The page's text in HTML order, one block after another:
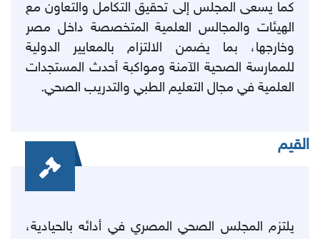
كما يسعى المجلس إلى تحقيق التكامل والتعاون مع
الهيئات والمجالس العلمية المتخصصة داخل مصر
وخارجها، بما يضمن الالتزام بالمعايير الدولية
للممارسة الصحية الآمنة ومواكبة أحدث المستجدات
العلمية في مجال التعليم الطبي والتدريب الصحي.
القيم
يلتزم المجلس الصحي المصري في أدائه بالحيادية،